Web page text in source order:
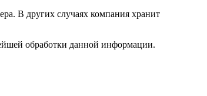
В других случаях компания хранит
обработки данной информации.